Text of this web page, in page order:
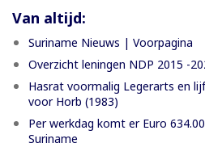
Van altijd:
Suriname Nieuws | Voorpagina
Overzicht leningen NDP 2015 -
Hasrat voormalig Legerarts en
voor Horb (1983)
Per werkdag komt er Euro
Suriname